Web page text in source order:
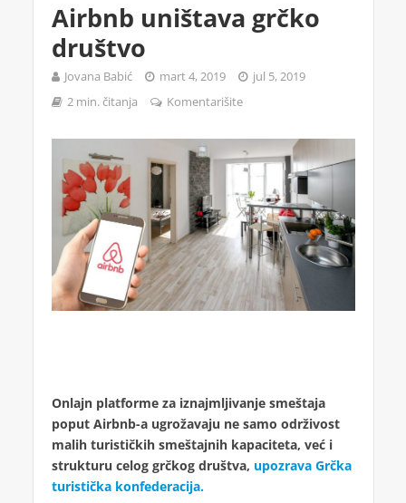
Airbnb uništava grčko
društvo
Jovana Babić mart 4, 2019
jul 5, 2019
2 min. čitanja
Komentarišite
Onlajn platforme za iznajmljivanje smeštaja
poput Airbnb-a ugrožavaju ne samo održivost
malih turističkih smeštajnih kapaciteta, već i
strukturu celog grčkog društva, upozrava Grčka
turistička konfederacija.